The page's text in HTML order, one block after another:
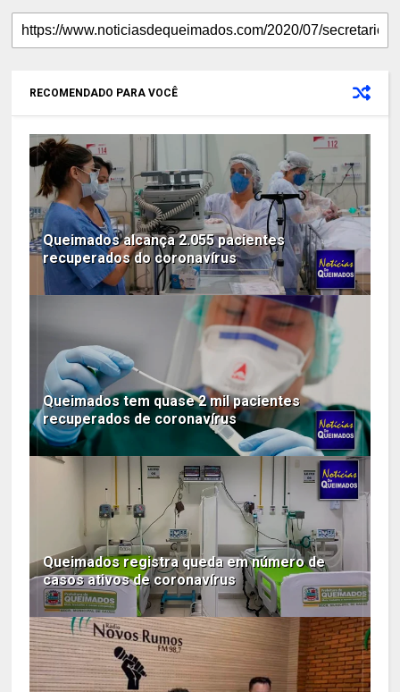
RECOMENDADO PARA VOCÊ
Queimados alcança 2.055 pacientes
recuperados do coronavírus
Queimados tem quase 2 mil pacientes
recuperados de coronavírus
Queimados registra queda em número de
casos ativos de coronavírus